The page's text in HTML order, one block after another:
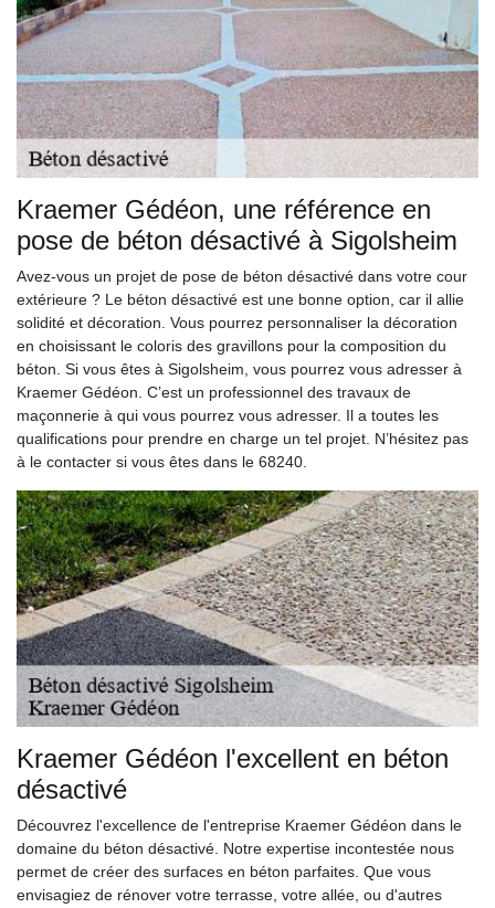
Kraemer Gédéon, une référence en
pose de béton désactivé à Sigolsheim
Avez-vous un projet de pose de béton désactivé dans votre cour
extérieure ? Le béton désactivé est une bonne option, car il allie
solidité et décoration. Vous pourrez personnaliser la décoration
en choisissant le coloris des gravillons pour la composition du
béton. Si vous êtes à Sigolsheim, vous pourrez vous adresser à
Kraemer Gédéon. C’est un professionnel des travaux de
maçonnerie à qui vous pourrez vous adresser. Il a toutes les
qualifications pour prendre en charge un tel projet. N’hésitez pas
à le contacter si vous êtes dans le 68240.
Kraemer Gédéon l'excellent en béton
désactivé
Découvrez l'excellence de l'entreprise Kraemer Gédéon dans le
domaine du béton désactivé. Notre expertise incontestée nous
permet de créer des surfaces en béton parfaites. Que vous
envisagiez de rénover votre terrasse, votre allée, ou d'autres